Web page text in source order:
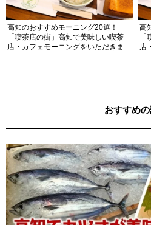
高知のおすすめモーニング20選！
「喫茶店の街」高知で美味しい喫茶
店・カフェモーニングをいただきま
高
店
おすすめ